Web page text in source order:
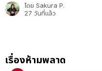
โดย Sakura P.
27 วันที่แล้ว
เรื่องห้ามพลาด